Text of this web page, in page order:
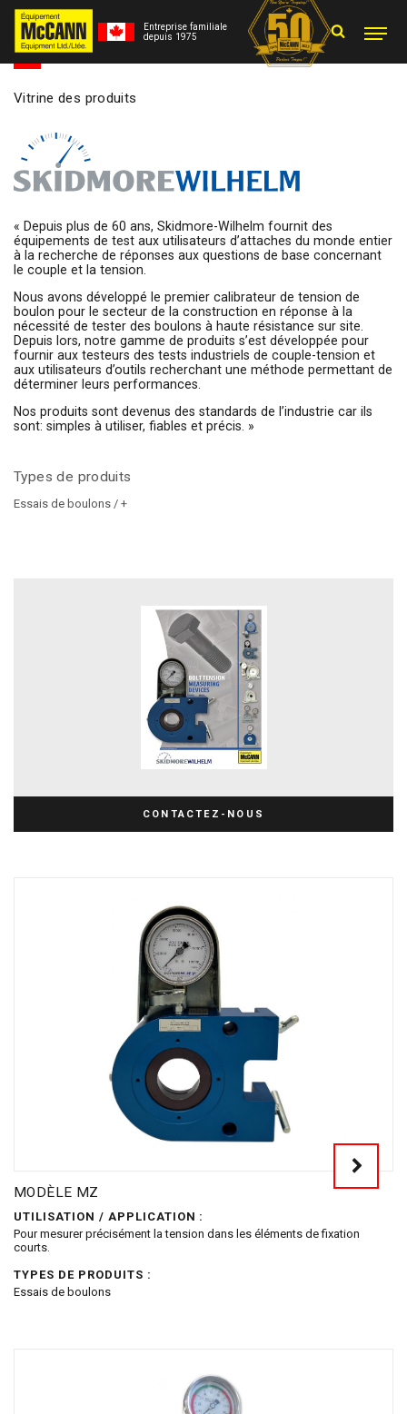
Entreprise familiale
depuis 1975
Vitrine des produits
« Depuis plus de 60 ans, Skidmore-Wilhelm fournit des
équipements de test aux utilisateurs d’attaches du monde entier
à la recherche de réponses aux questions de base concernant
le couple et la tension.
Nous avons développé le premier calibrateur de tension de
boulon pour le secteur de la construction en réponse à la
nécessité de tester des boulons à haute résistance sur site.
Depuis lors, notre gamme de produits s’est développée pour
fournir aux testeurs des tests industriels de couple-tension et
aux utilisateurs d’outils recherchant une méthode permettant de
déterminer leurs performances.
Nos produits sont devenus des standards de l’industrie car ils
sont: simples à utiliser, fiables et précis. »
Types de produits
Essais de boulons / +
CONTACTEZ-NOUS
MODÈLE MZ
UTILISATION / APPLICATION :
Pour mesurer précisément la tension dans les éléments de fixation
courts.
TYPES DE PRODUITS :
Essais de boulons